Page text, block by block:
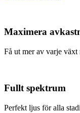
Maximera
Få ut mer av varje växt
Fullt spektrum
Perfekt ljus för alla